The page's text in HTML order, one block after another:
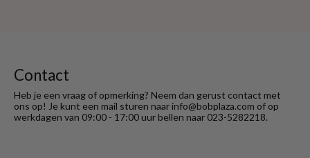
Contact
Heb je een vraag of opmerking? Neem dan gerust contact met
ons op! Je kunt een mail sturen naar info@bobplaza.com of op
werkdagen van 09:00 - 17:00 uur bellen naar 023-5282218.